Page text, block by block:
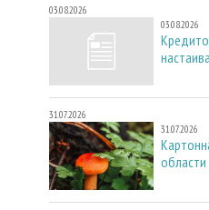
03.08.2026
03.08.2026
31.07.2026
31.07.2026
области